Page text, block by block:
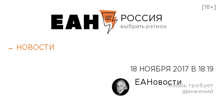
РОССИЯ
Оренбург
[18+]
← НОВОСТИ
18 НОЯБРЯ 2017 В 18:19
ЕАНовости